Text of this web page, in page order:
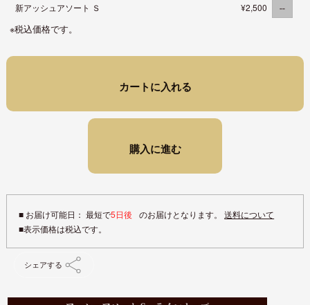
新アッシュアソート Ｓ ¥2,500
※税込価格です。
カートに入れる
購入に進む
■ お届け可能日： 最短で5日後 のお届けとなります。 送料について
シェアする